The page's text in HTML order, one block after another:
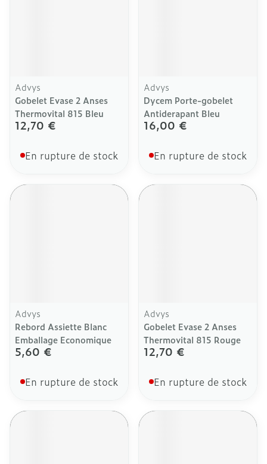
Advys
Gobelet Evase 2 Anses
Thermovital 815 Bleu
12,70 €
En rupture de stock
Advys
Dycem Porte-gobelet
Antiderapant Bleu
16,00 €
En rupture de stock
Advys
Rebord Assiette Blanc
Emballage Economique
5,60 €
En rupture de stock
Advys
Gobelet Evase 2 Anses
Thermovital 815 Rouge
12,70 €
En rupture de stock